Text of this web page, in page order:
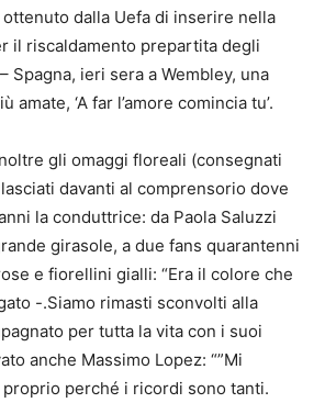
dalla Uefa di inserire nella
il riscaldamento prepartita degli
Spagna, ieri sera a Wembley, una
amate, ‘A far l’amore comincia tu’.
gli omaggi floreali (consegnati
davanti al comprensorio dove
la conduttrice: da Paola Saluzzi
girasole, a due fans quarantenni
e fiorellini gialli: “Era il colore che
-.Siamo rimasti sconvolti alla
per tutta la vita con i suoi
anche Massimo Lopez: “”Mi
perché i ricordi sono tanti.